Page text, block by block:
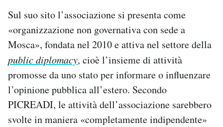
Sul suo sito l’associazione si presenta come
«organizzazione non governativa con sede a
Mosca», fondata nel 2010 e attiva nel settore della
public diplomacy, cioè l’insieme di attività
promosse da uno stato per informare o influenzare
l’opinione pubblica all’estero. Secondo
PICREADI, le attività dell’associazione sarebbero
svolte in maniera «completamente indipendente»